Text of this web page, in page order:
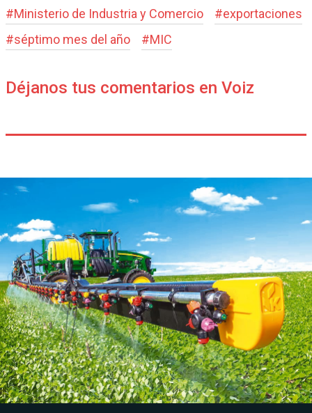
#Ministerio de Industria y Comercio #exportaciones
#séptimo mes del año #MIC
Déjanos tus comentarios en Voiz